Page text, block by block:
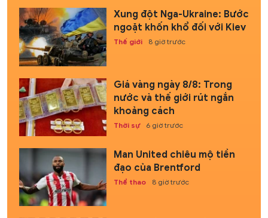
Xung đột Nga-Ukraine: Bước
ngoặt khốn khổ đối với Kiev
Thế giới 8 giờ trước
Giá vàng ngày 8/8: Trong
nước và thế giới rút ngắn
khoảng cách
Thời sự 6 giờ trước
Man United chiêu mộ tiền
đạo của Brentford
Thể thao 8 giờ trước